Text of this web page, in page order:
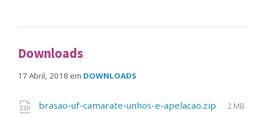
Downloads
17 Abril, 2018 em DOWNLOADS
brasao-uf-camarate-unhos-e-apelacao.zip 2 MB